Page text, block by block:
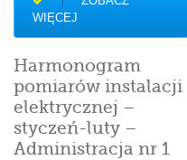
WIĘCEJ
Harmonogram
pomiarów instalacji
elektrycznej –
styczeń-luty –
Administracja nr 1